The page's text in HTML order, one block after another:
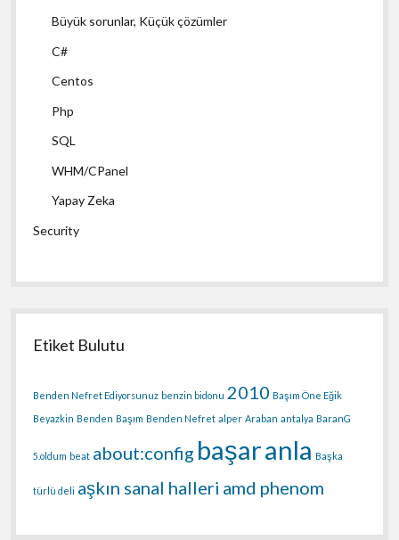
Büyük sorunlar, Küçük çözümler
C#
Centos
Php
SQL
WHM/CPanel
Yapay Zeka
Security
Etiket Bulutu
Benden Nefret Ediyorsunuz benzin bidonu 2010 Başım Öne Eğik
Beyazkin Benden Başım Benden Nefret alper Araban antalya BaranG
5.oldum beat about:config başaranla Başka
türlü deli aşkın sanal halleri amd phenom